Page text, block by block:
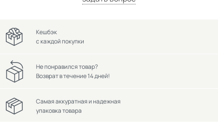
Кешбэк
с каждой покупки
Не понравился товар?
Возврат в течение 14 дней!
Самая аккуратная и надежная
упаковка товара